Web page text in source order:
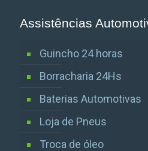
Assistências
Guincho 24 horas
Borracharia 24Hs
Baterias Automotivas
Loja de Pneus
Troca de óleo